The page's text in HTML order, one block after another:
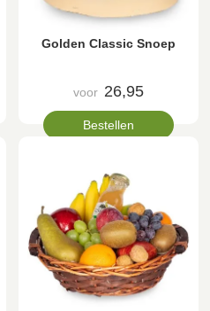
Golden Classic Snoep
voor 26,95
Bestellen